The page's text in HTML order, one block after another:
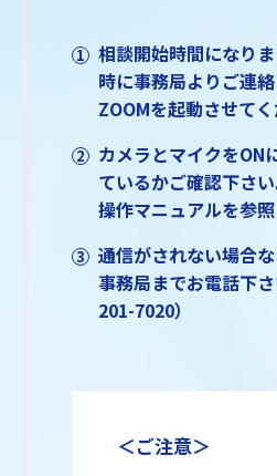
相談開始時間になり
時に事務局よりご連
ZOOMを起動させてく
カメラとマイクをON
ているかご確認下さ
操作マニュアルを参照
通信がされない場合な
事務局までお電話下
201-7020）
＜ご注意＞